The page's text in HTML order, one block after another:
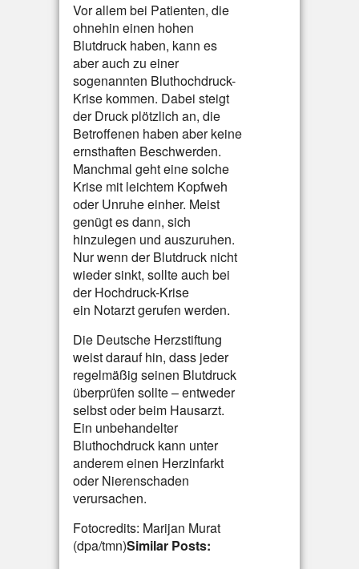
Vor allem bei Patienten, die
ohnehin einen hohen
Blutdruck haben, kann es
aber auch zu einer
sogenannten Bluthochdruck-
Krise kommen. Dabei steigt
der Druck plötzlich an, die
Betroffenen haben aber keine
ernsthaften Beschwerden.
Manchmal geht eine solche
Krise mit leichtem Kopfweh
oder Unruhe einher. Meist
genügt es dann, sich
hinzulegen und auszuruhen.
Nur wenn der Blutdruck nicht
wieder sinkt, sollte auch bei
der Hochdruck-Krise
ein Notarzt gerufen werden.
Die Deutsche Herzstiftung
weist darauf hin, dass jeder
regelmäßig seinen Blutdruck
überprüfen sollte – entweder
selbst oder beim Hausarzt.
Ein unbehandelter
Bluthochdruck kann unter
anderem einen Herzinfarkt
oder Nierenschaden
verursachen.
Fotocredits: Marijan Murat
(dpa/tmn)Similar Posts: